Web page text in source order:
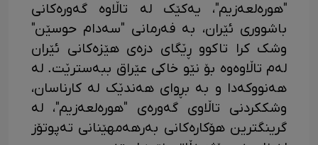
"هورەلعەزیم"، یەکێک لە تاڵاوە گەورەکانی
باشووری ئێران، بە فەرمانی "سەدام حوسێن"
وشک کرا تاکوو ڕێگای دزەی هێزەکانی ئێران
لەم تاڵاوەوە بۆ نێو خاکی عێراق ببەسترێت. لە
هەنووکەدا و بە بڕوای هەندێک لە کارناسان،
وشککردنی تاڵاوی گەورەی "هورەلعەزیم"، لە
گرینگترین هۆکارەکانی بەرهەمهێنانی تەپوتۆز